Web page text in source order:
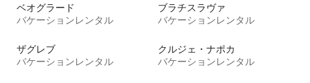
ベオグラード
バケーションレンタル
ブラチスラヴァ
バケーションレンタル
ザグレブ
バケーションレンタル
クルジェ・ナポカ
バケーションレンタル